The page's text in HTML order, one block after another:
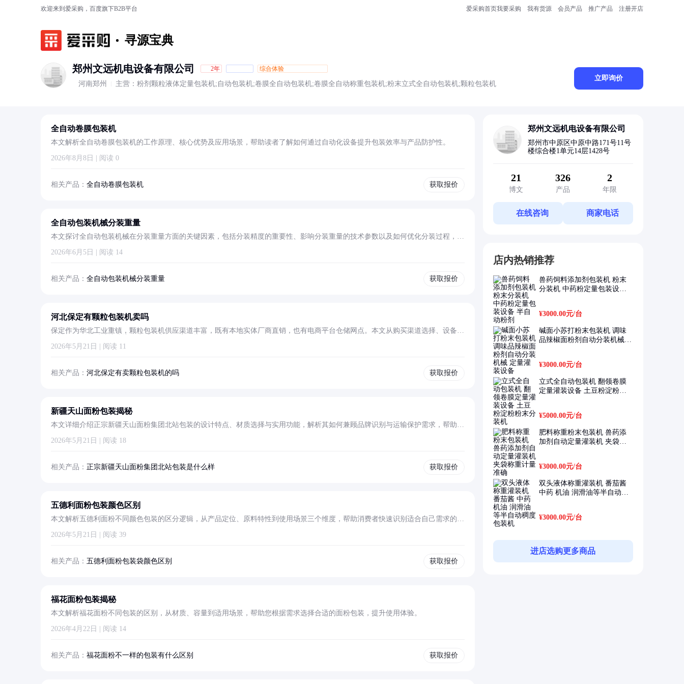
欢迎来到爱采购，百度旗下B2B平台 爱采购首页我要采购 我有货源 会员产品 推广产品 注册开店
寻源宝典
郑州文远机电设备有限公司 2年 综合体验
河南郑州 主营：粉剂颗粒液体定量包装机;自动包装机;卷膜全自动包装机;卷膜全自动称重包装机;粉末立式全自动包装机;颗粒包装机
立即询价
全自动卷膜包装机
本文解析全自动卷膜包装机的工作原理、核心优势及应用场景，帮助读者了解如何通过自动化设备提升包装效率与产品防护性。
2026年8月8日 | 阅读 0
相关产品： 全自动卷膜包装机 获取报价
全自动包装机械分装重量
本文探讨全自动包装机械在分装重量方面的关键因素，包括分装精度的重要性、影响分装重量的技术参数以及如何优化分装过程，帮
2026年6月5日 | 阅读 14
相关产品： 全自动包装机械分装重量 获取报价
河北保定有颗粒包装机卖吗
保定作为华北工业重镇，颗粒包装机供应渠道丰富，既有本地实体厂商直销，也有电商平台仓储网点。本文从购买渠道选择、设备适
2026年5月21日 | 阅读 11
相关产品： 河北保定有卖颗粒包装机的吗 获取报价
新疆天山面粉包装揭秘
本文详细介绍正宗新疆天山面粉集团北站包装的设计特点、材质选择与实用功能，解析其如何兼顾品牌识别与运输保护需求，帮助读
2026年5月21日 | 阅读 18
相关产品： 正宗新疆天山面粉集团北站包装是什么样 获取报价
五德利面粉包装颜色区别
本文解析五德利面粉不同颜色包装的区分逻辑，从产品定位、原料特性到使用场景三个维度，帮助消费者快速识别适合自己需求的面
2026年5月21日 | 阅读 39
相关产品： 五德利面粉包装袋颜色区别 获取报价
福花面粉包装揭秘
本文解析福花面粉不同包装的区别，从材质、容量到适用场景，帮助您根据需求选择合适的面粉包装，提升使用体验。
2026年4月22日 | 阅读 14
相关产品： 福花面粉不一样的包装有什么区别 获取报价
郑州文远机电设备有限公司
郑州市中原区中原中路171号11号
楼综合楼1单元14层1428号
21
博文
326
产品
2
年限
在线咨询 商家电话
店内热销推荐
兽药饲料添加剂包装机 粉末
分装机 中药粉定量包装设备
¥3000.00元/台
碱面小苏打粉末包装机 调味
品辣椒面粉剂自动分装机械
¥3000.00元/台
立式全自动包装机 翻领卷膜
定量灌装设备 土豆粉淀粉粉
¥5000.00元/台
肥料称重粉末包装机 兽药添
加剂自动定量灌装机 夹袋称
¥3000.00元/台
双头液体称重灌装机 番茄酱
中药 机油 润滑油等半自动稠
¥3000.00元/台
进店选购更多商品